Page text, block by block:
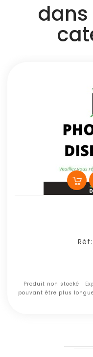
Réf:
Produit non stocké |
pouvant être plus